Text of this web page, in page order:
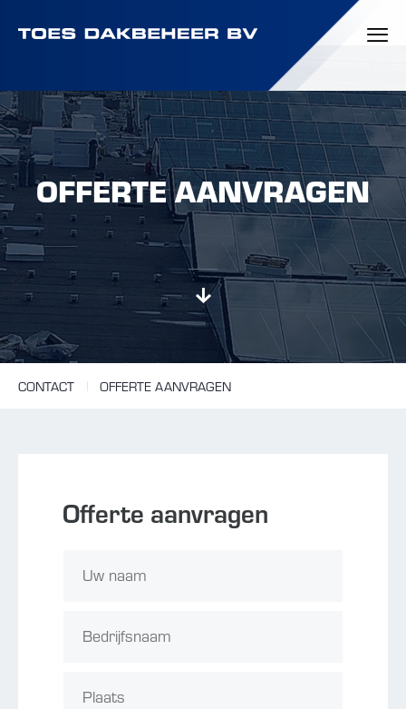
OFFERTE AANVRAGEN
CONTACT OFFERTE AANVRAGEN
Offerte aanvragen